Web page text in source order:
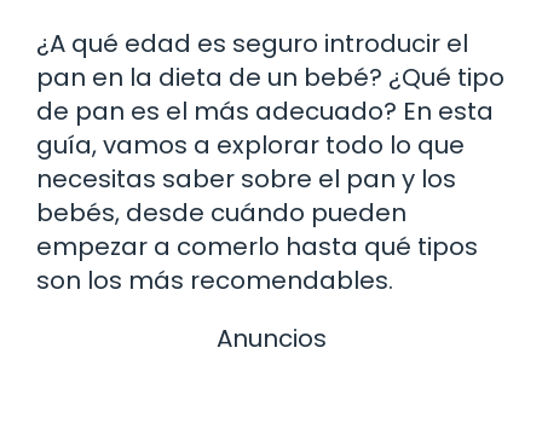
¿A qué edad es seguro introducir el
pan en la dieta de un bebé? ¿Qué tipo
de pan es el más adecuado? En esta
guía, vamos a explorar todo lo que
necesitas saber sobre el pan y los
bebés, desde cuándo pueden
empezar a comerlo hasta qué tipos
son los más recomendables.
Anuncios